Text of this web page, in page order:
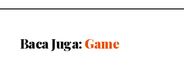
Baca Juga: Game